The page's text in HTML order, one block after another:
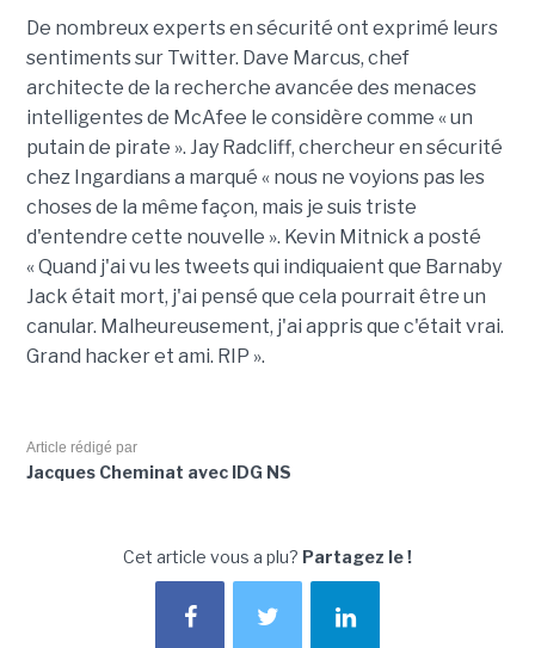
De nombreux experts en sécurité ont exprimé leurs
sentiments sur Twitter. Dave Marcus, chef
architecte de la recherche avancée des menaces
intelligentes de McAfee le considère comme « un
putain de pirate ». Jay Radcliff, chercheur en sécurité
chez Ingardians a marqué « nous ne voyions pas les
choses de la même façon, mais je suis triste
d'entendre cette nouvelle ». Kevin Mitnick a posté
« Quand j'ai vu les tweets qui indiquaient que Barnaby
Jack était mort, j'ai pensé que cela pourrait être un
canular. Malheureusement, j'ai appris que c'était vrai.
Grand hacker et ami. RIP ».
Article rédigé par
Jacques Cheminat avec IDG NS
Cet article vous a plu? Partagez le !